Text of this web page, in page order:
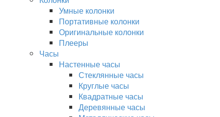
Умные колонки
Портативные колонки
Оригинальные колонки
Плееры
Часы
Настенные часы
Стеклянные часы
Круглые часы
Квадратные часы
Деревянные часы